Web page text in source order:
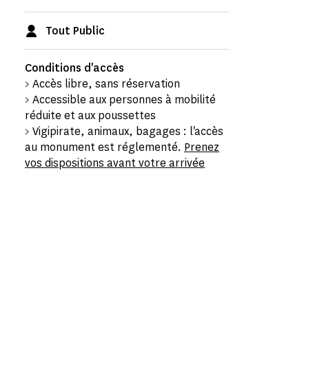
Tout Public
Conditions d'accès
> Accès libre, sans réservation
> Accessible aux personnes à mobilité
réduite et aux poussettes
> Vigipirate, animaux, bagages : l'accès
au monument est réglementé. Prenez
vos dispositions avant votre arrivée